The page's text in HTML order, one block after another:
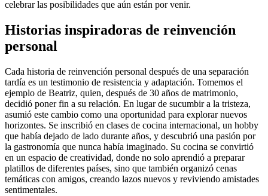
celebrar las posibilidades que aún están por venir.
Historias inspiradoras de reinvención
personal
Cada historia de reinvención personal después de una separación
tardía es un testimonio de resistencia y adaptación. Tomemos el
ejemplo de Beatriz, quien, después de 30 años de matrimonio,
decidió poner fin a su relación. En lugar de sucumbir a la tristeza,
asumió este cambio como una oportunidad para explorar nuevos
horizontes. Se inscribió en clases de cocina internacional, un hobby
que había dejado de lado durante años, y descubrió una pasión por
la gastronomía que nunca había imaginado. Su cocina se convirtió
en un espacio de creatividad, donde no solo aprendió a preparar
platillos de diferentes países, sino que también organizó cenas
temáticas con amigos, creando lazos nuevos y reviviendo amistades
sentimentales.